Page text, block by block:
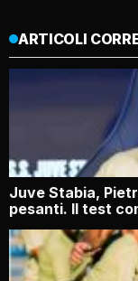
ARTICOLI
Juve Stabia,
pesanti. Il test